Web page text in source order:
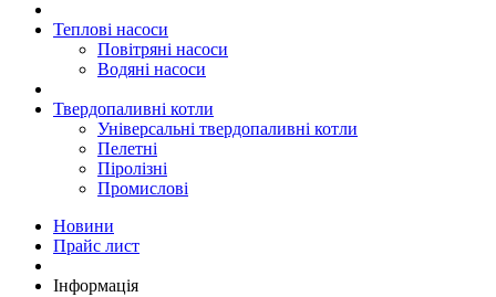
Теплові насоси
Повітряні насоси
Водяні насоси
Твердопаливні котли
Універсальні твердопаливні котли
Пелетні
Піролізні
Промислові
Новини
Прайс лист
Інформація